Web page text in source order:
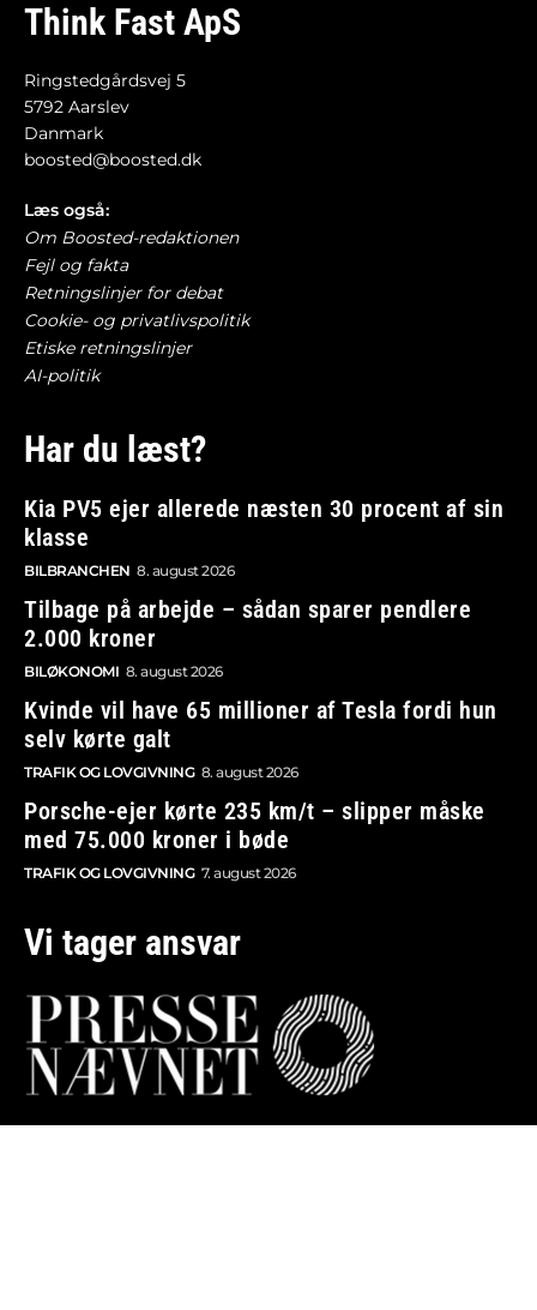
Think Fast ApS
Ringstedgårdsvej 5
5792 Aarslev
Danmark
boosted@boosted.dk
Læs også:
Om Boosted-redaktionen
Fejl og fakta
Retningslinjer for debat
Cookie- og privatlivspolitik
Etiske retningslinjer
AI-politik
Har du læst?
Kia PV5 ejer allerede næsten 30 procent af sin
klasse
BILBRANCHEN 8. august 2026
Tilbage på arbejde – sådan sparer pendlere
2.000 kroner
BILØKONOMI 8. august 2026
Kvinde vil have 65 millioner af Tesla fordi hun
selv kørte galt
TRAFIK OG LOVGIVNING 8. august 2026
Porsche-ejer kørte 235 km/t – slipper måske
med 75.000 kroner i bøde
TRAFIK OG LOVGIVNING 7. august 2026
Vi tager ansvar